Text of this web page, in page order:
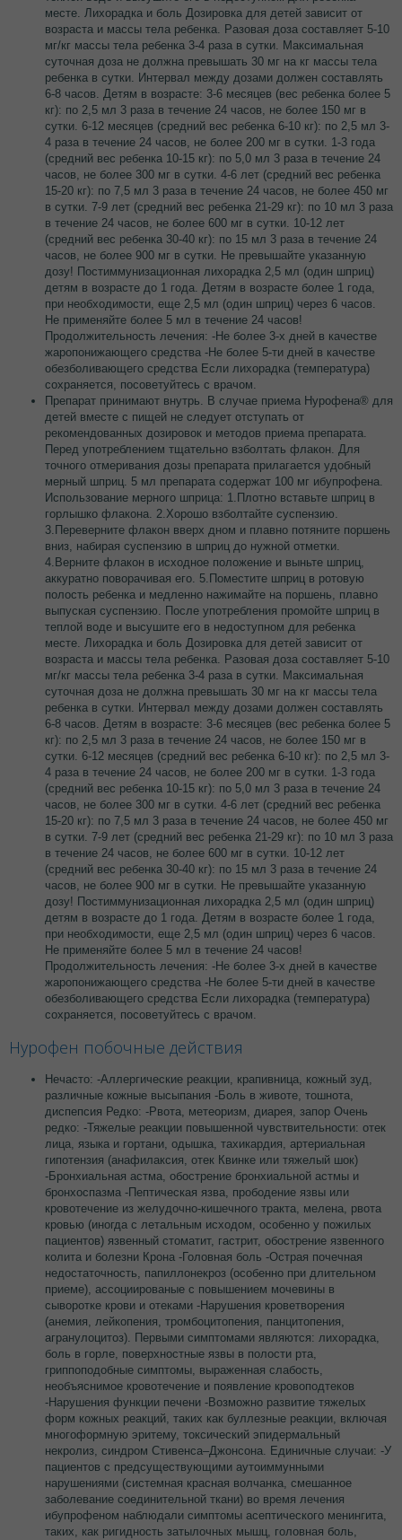
месте. Лихорадка и боль Дозировка для детей зависит от
возраста и массы тела ребенка. Разовая доза составляет 5-10
мг/кг массы тела ребенка 3-4 раза в сутки. Максимальная
суточная доза не должна превышать 30 мг на кг массы тела
ребенка в сутки. Интервал между дозами должен составлять
6-8 часов. Детям в возрасте: 3-6 месяцев (вес ребенка более 5
кг): по 2,5 мл 3 раза в течение 24 часов, не более 150 мг в
сутки. 6-12 месяцев (средний вес ребенка 6-10 кг): по 2,5 мл 3-
4 раза в течение 24 часов, не более 200 мг в сутки. 1-3 года
(средний вес ребенка 10-15 кг): по 5,0 мл 3 раза в течение 24
часов, не более 300 мг в сутки. 4-6 лет (средний вес ребенка
15-20 кг): по 7,5 мл 3 раза в течение 24 часов, не более 450 мг
в сутки. 7-9 лет (средний вес ребенка 21-29 кг): по 10 мл 3 раза
в течение 24 часов, не более 600 мг в сутки. 10-12 лет
(средний вес ребенка 30-40 кг): по 15 мл 3 раза в течение 24
часов, не более 900 мг в сутки. Не превышайте указанную
дозу! Постиммунизационная лихорадка 2,5 мл (один шприц)
детям в возрасте до 1 года. Детям в возрасте более 1 года,
при необходимости, еще 2,5 мл (один шприц) через 6 часов.
Не применяйте более 5 мл в течение 24 часов!
Продолжительность лечения: -Не более 3-х дней в качестве
жаропонижающего средства -Не более 5-ти дней в качестве
обезболивающего средства Если лихорадка (температура)
сохраняется, посоветуйтесь с врачом.
Препарат принимают внутрь. В случае приема Нурофена® для
детей вместе с пищей не следует отступать от
рекомендованных дозировок и методов приема препарата.
Перед употреблением тщательно взболтать флакон. Для
точного отмеривания дозы препарата прилагается удобный
мерный шприц. 5 мл препарата содержат 100 мг ибупрофена.
Использование мерного шприца: 1.Плотно вставьте шприц в
горлышко флакона. 2.Хорошо взболтайте суспензию.
3.Переверните флакон вверх дном и плавно потяните поршень
вниз, набирая суспензию в шприц до нужной отметки.
4.Верните флакон в исходное положение и выньте шприц,
аккуратно поворачивая его. 5.Поместите шприц в ротовую
полость ребенка и медленно нажимайте на поршень, плавно
выпуская суспензию. После употребления промойте шприц в
теплой воде и высушите его в недоступном для ребенка
месте. Лихорадка и боль Дозировка для детей зависит от
возраста и массы тела ребенка. Разовая доза составляет 5-10
мг/кг массы тела ребенка 3-4 раза в сутки. Максимальная
суточная доза не должна превышать 30 мг на кг массы тела
ребенка в сутки. Интервал между дозами должен составлять
6-8 часов. Детям в возрасте: 3-6 месяцев (вес ребенка более 5
кг): по 2,5 мл 3 раза в течение 24 часов, не более 150 мг в
сутки. 6-12 месяцев (средний вес ребенка 6-10 кг): по 2,5 мл 3-
4 раза в течение 24 часов, не более 200 мг в сутки. 1-3 года
(средний вес ребенка 10-15 кг): по 5,0 мл 3 раза в течение 24
часов, не более 300 мг в сутки. 4-6 лет (средний вес ребенка
15-20 кг): по 7,5 мл 3 раза в течение 24 часов, не более 450 мг
в сутки. 7-9 лет (средний вес ребенка 21-29 кг): по 10 мл 3 раза
в течение 24 часов, не более 600 мг в сутки. 10-12 лет
(средний вес ребенка 30-40 кг): по 15 мл 3 раза в течение 24
часов, не более 900 мг в сутки. Не превышайте указанную
дозу! Постиммунизационная лихорадка 2,5 мл (один шприц)
детям в возрасте до 1 года. Детям в возрасте более 1 года,
при необходимости, еще 2,5 мл (один шприц) через 6 часов.
Не применяйте более 5 мл в течение 24 часов!
Продолжительность лечения: -Не более 3-х дней в качестве
жаропонижающего средства -Не более 5-ти дней в качестве
обезболивающего средства Если лихорадка (температура)
сохраняется, посоветуйтесь с врачом.
Нурофен побочные действия
Нечасто: -Аллергические реакции, крапивница, кожный зуд,
различные кожные высыпания -Боль в животе, тошнота,
диспепсия Редко: -Рвота, метеоризм, диарея, запор Очень
редко: -Тяжелые реакции повышенной чувствительности: отек
лица, языка и гортани, одышка, тахикардия, артериальная
гипотензия (анафилаксия, отек Квинке или тяжелый шок)
-Бронхиальная астма, обострение бронхиальной астмы и
бронхоспазма -Пептическая язва, прободение язвы или
кровотечение из желудочно-кишечного тракта, мелена, рвота
кровью (иногда с летальным исходом, особенно у пожилых
пациентов) язвенный стоматит, гастрит, обострение язвенного
колита и болезни Крона -Головная боль -Острая почечная
недостаточность, папиллонекроз (особенно при длительном
приеме), ассоциированые с повышением мочевины в
сыворотке крови и отеками -Нарушения кроветворения
(анемия, лейкопения, тромбоцитопения, панцитопения,
агранулоцитоз). Первыми симптомами являются: лихорадка,
боль в горле, поверхностные язвы в полости рта,
гриппоподобные симптомы, выраженная слабость,
необъяснимое кровотечение и появление кровоподтеков
-Нарушения функции печени -Возможно развитие тяжелых
форм кожных реакций, таких как буллезные реакции, включая
многоформную эритему, токсический эпидермальный
некролиз, синдром Стивенса–Джонсона. Единичные случаи: -У
пациентов с предсуществующими аутоиммунными
нарушениями (системная красная волчанка, смешанное
заболевание соединительной ткани) во время лечения
ибупрофеном наблюдали симптомы асептического менингита,
таких, как ригидность затылочных мышц, головная боль,